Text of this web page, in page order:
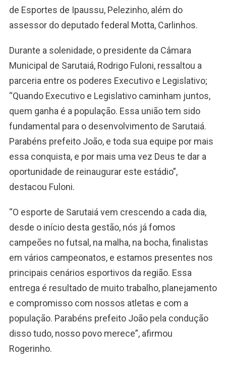
de Esportes de Ipaussu, Pelezinho, além do
assessor do deputado federal Motta, Carlinhos.
Durante a solenidade, o presidente da Câmara
Municipal de Sarutaiá, Rodrigo Fuloni, ressaltou a
parceria entre os poderes Executivo e Legislativo;
“Quando Executivo e Legislativo caminham juntos,
quem ganha é a população. Essa união tem sido
fundamental para o desenvolvimento de Sarutaiá.
Parabéns prefeito João, e toda sua equipe por mais
essa conquista, e por mais uma vez Deus te dar a
oportunidade de reinaugurar este estádio”,
destacou Fuloni.
“O esporte de Sarutaiá vem crescendo a cada dia,
desde o início desta gestão, nós já fomos
campeões no futsal, na malha, na bocha, finalistas
em vários campeonatos, e estamos presentes nos
principais cenários esportivos da região. Essa
entrega é resultado de muito trabalho, planejamento
e compromisso com nossos atletas e com a
população. Parabéns prefeito João pela condução
disso tudo, nosso povo merece”, afirmou
Rogerinho.